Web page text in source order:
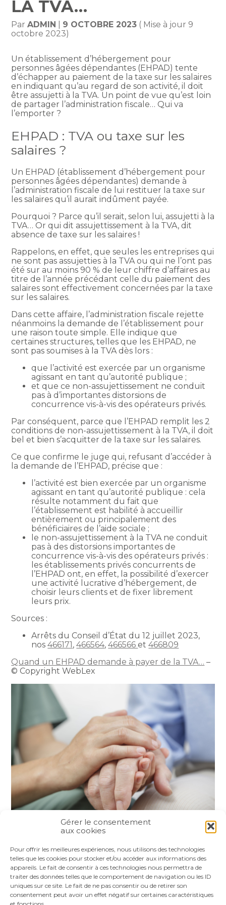
Gérer le consentement
aux cookies
Pour offrir les meilleures expériences, nous utilisons des technologies
telles que les cookies pour stocker et/ou accéder aux informations des
appareils. Le fait de consentir à ces technologies nous permettra de
traiter des données telles que le comportement de navigation ou les ID
uniques sur ce site. Le fait de ne pas consentir ou de retirer son
consentement peut avoir un effet négatif sur certaines caractéristiques
LA TVA…
ParADMIN 9 OCTOBRE 2023 ( Mise à jour 9
octobre 2023)
Un établissement d’hébergement pour
personnes âgées dépendantes (EHPAD) tente
d’échapper au paiement de la taxe sur les salaires
en indiquant qu’au regard de son activité, il doit
être assujetti à la TVA. Un point de vue qu’est loin
de partager l’administration fiscale… Qui va
l’emporter ?
EHPAD : TVA ou taxe sur les
salaires ?
Un EHPAD (établissement d’hébergement pour
personnes âgées dépendantes) demande à
l’administration fiscale de lui restituer la taxe sur
les salaires qu’il aurait indûment payée.
Pourquoi ? Parce qu’il serait, selon lui, assujetti à la
TVA… Or qui dit assujettissement à la TVA, dit
absence de taxe sur les salaires !
Rappelons, en effet, que seules les entreprises qui
ne sont pas assujetties à la TVA ou qui ne l’ont pas
été sur au moins 90 % de leur chiffre d’affaires au
titre de l’année précédant celle du paiement des
salaires sont effectivement concernées par la taxe
sur les salaires.
Dans cette affaire, l’administration fiscale rejette
néanmoins la demande de l’établissement pour
une raison toute simple. Elle indique que
certaines structures, telles que les EHPAD, ne
sont pas soumises à la TVA dès lors :
que l’activité est exercée par un organisme
agissant en tant qu’autorité publique ;
et que ce non-assujettissement ne conduit
pas à d’importantes distorsions de
concurrence vis-à-vis des opérateurs privés.
Par conséquent, parce que l’EHPAD remplit les 2
conditions de non-assujettissement à la TVA, il doit
bel et bien s’acquitter de la taxe sur les salaires.
Ce que confirme le juge qui, refusant d’accéder à
la demande de l’EHPAD, précise que :
l’activité est bien exercée par un organisme
agissant en tant qu’autorité publique : cela
résulte notamment du fait que
l’établissement est habilité à accueillir
entièrement ou principalement des
bénéficiaires de l’aide sociale ;
le non-assujettissement à la TVA ne conduit
pas à des distorsions importantes de
concurrence vis-à-vis des opérateurs privés :
les établissements privés concurrents de
l’EHPAD ont, en effet, la possibilité d’exercer
une activité lucrative d’hébergement, de
choisir leurs clients et de fixer librement
leurs prix.
Sources :
Arrêts du Conseil d’État du 12 juillet 2023,
nos466171,466564,466566et466809
Quand un EHPAD demande à payer de la TVA… –
© Copyright WebLex
FaceBook
TwitterLinkedIn